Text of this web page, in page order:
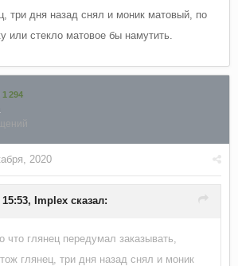
три дня назад снял и моник матовый, по
или стекло матовое бы намутить.
1 294
2020
Implex сказал:
что глянец передумал заказывать,
глянец, три дня назад снял и моник